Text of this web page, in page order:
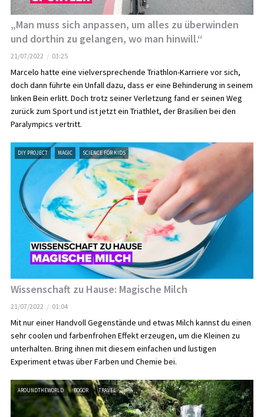
„Man muss sich anpassen, um alles zu überwinden
und dorthin zu gelangen, wo man hinwill.“
21/07/2022 03:25
Marcelo hatte eine vielversprechende Triathlon-Karriere vor sich,
doch dann führte ein Unfall dazu, dass er eine Behinderung in seinem
linken Bein erlitt. Doch trotz seiner Verletzung fand er seinen Weg
zurück zum Sport und ist jetzt ein Triathlet, der Brasilien bei den
Paralympics vertritt.
DIY PROJECT MAGIC SCIENCE FOR KIDS
Wissenschaft zu Hause: Magische Milch
21/07/2022 01:04
Mit nur einer Handvoll Gegenstände und etwas Milch kannst du einen
sehr coolen und farbenfrohen Effekt erzeugen, um die Kleinen zu
unterhalten. Bring ihnen mit diesem einfachen und lustigen
Experiment etwas über Farben und Chemie bei.
AROUNDTHEWORLD BOGOR TRAVEL